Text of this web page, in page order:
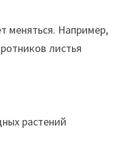
меняться. Например,
листья
растений